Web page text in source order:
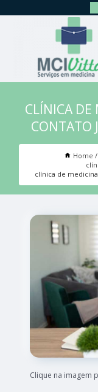
CLÍNICA
CONTATO
Home
clínica de
Clique na imagem